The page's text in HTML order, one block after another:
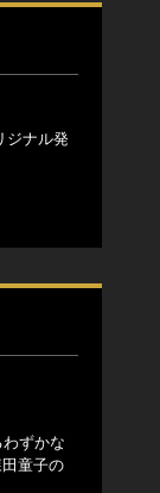
ジナル発
ずかな
童子の